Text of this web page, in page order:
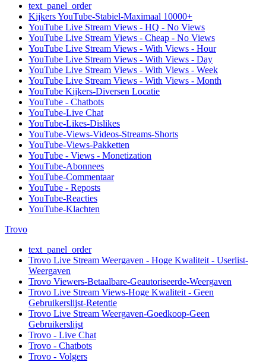
text_panel_order
Kijkers YouTube-Stabiel-Maximaal 10000+
YouTube Live Stream Views - HQ - No Views
YouTube Live Stream Views - Cheap - No Views
YouTube Live Stream Views - With Views - Hour
YouTube Live Stream Views - With Views - Day
YouTube Live Stream Views - With Views - Week
YouTube Live Stream Views - With Views - Month
YouTube Kijkers-Diversen Locatie
YouTube - Chatbots
YouTube-Live Chat
YouTube-Likes-Dislikes
YouTube-Views-Videos-Streams-Shorts
YouTube-Views-Pakketten
YouTube - Views - Monetization
YouTube-Abonnees
YouTube-Commentaar
YouTube - Reposts
YouTube-Reacties
YouTube-Klachten
Trovo
text_panel_order
Trovo Live Stream Weergaven - Hoge Kwaliteit - Userlist-
Weergaven
Trovo Viewers-Betaalbare-Geautoriseerde-Weergaven
Trovo Live Stream Views-Hoge Kwaliteit - Geen
Gebruikerslijst-Retentie
Trovo Live Stream Weergaven-Goedkoop-Geen
Gebruikerslijst
Trovo - Live Chat
Trovo - Chatbots
Trovo - Volgers